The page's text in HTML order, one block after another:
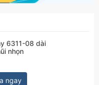
6311-08 dài
nhọn
ngay